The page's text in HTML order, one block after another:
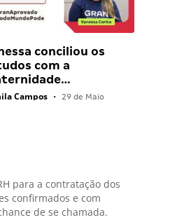
conciliou os
com a
Campos • 29 de Maio
para a contratação dos
confirmados e com
de se chamada.